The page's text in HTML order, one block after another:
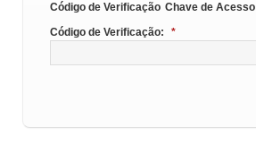
Código de Verificação Chave de Acesso
Código de Verificação:
*